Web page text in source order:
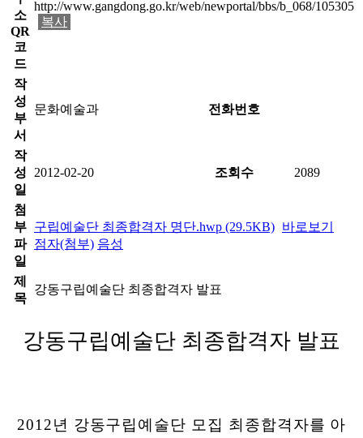
소
QR
코
드
http://www.gangdong.go.kr/web/newportal/bbs/b_068/105305
복사
작
성
부
서
문화예술과 전화번호
작
성
일
2012-02-20 조회수 2089
첨
부
파
일
구립예술단 최종합격자 명단.hwp (29.5KB) 바로보기
점자(첨부) 음성
제
목
강동구립예술단 최종합격자 발표
강동구립예술단 최종합격자 발표
2012년 강동구립예술단 모집 최종합격자를 아